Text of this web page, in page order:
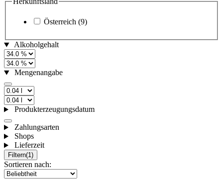
Österreich (9)
Alkoholgehalt
Mengenangabe
Produkterzeugungsdatum
Zahlungsarten
Shops
Lieferzeit
Filtern(1)
Sortieren nach: